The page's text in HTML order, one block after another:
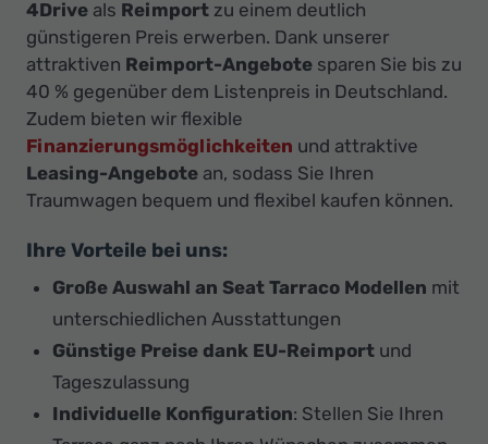
4Drive als Reimport zu einem deutlich
günstigeren Preis erwerben. Dank unserer
attraktiven Reimport-Angebote sparen Sie bis zu
40 % gegenüber dem Listenpreis in Deutschland.
Zudem bieten wir flexible
Finanzierungsmöglichkeiten und attraktive
Leasing-Angebote an, sodass Sie Ihren
Traumwagen bequem und flexibel kaufen können.
Ihre Vorteile bei uns:
Große Auswahl an Seat Tarraco Modellen mit
unterschiedlichen Ausstattungen
Günstige Preise dank EU-Reimport und
Tageszulassung
Individuelle Konfiguration: Stellen Sie Ihren